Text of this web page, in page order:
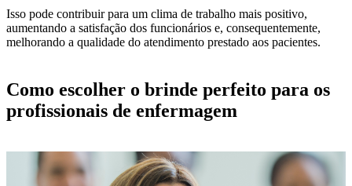
Isso pode contribuir para um clima de trabalho mais positivo,
aumentando a satisfação dos funcionários e, consequentemente,
melhorando a qualidade do atendimento prestado aos pacientes.
Como escolher o brinde perfeito para os
profissionais de enfermagem